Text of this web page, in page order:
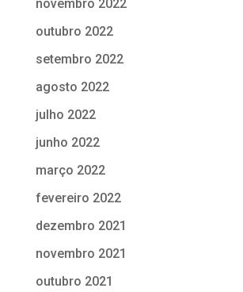
novembro 2022
outubro 2022
setembro 2022
agosto 2022
julho 2022
junho 2022
março 2022
fevereiro 2022
dezembro 2021
novembro 2021
outubro 2021